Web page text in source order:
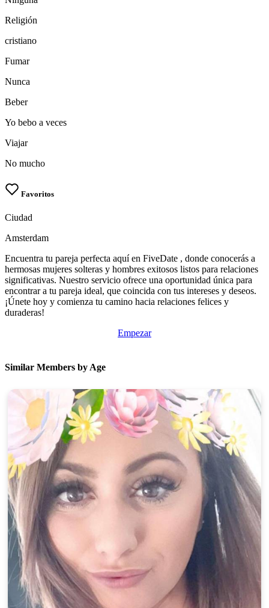
Religión
cristiano
Fumar
Nunca
Beber
Yo bebo a veces
Viajar
No mucho
Favoritos
Ciudad
Amsterdam
Encuentra tu pareja perfecta aquí en FiveDate , donde conocerás a
hermosas mujeres solteras y hombres exitosos listos para relaciones
significativas. Nuestro servicio ofrece una oportunidad única para
encontrar a tu pareja ideal, que coincida con tus intereses y deseos.
¡Únete hoy y comienza tu camino hacia relaciones felices y
duraderas!
Empezar
Similar Members by Age